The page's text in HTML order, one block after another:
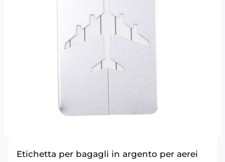
Etichetta per bagagli in argento per aerei